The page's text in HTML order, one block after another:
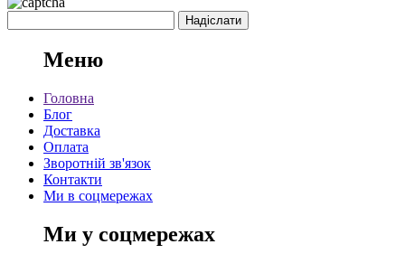
Меню
Головна
Блог
Доставка
Оплата
Зворотній зв'язок
Контакти
Ми в соцмережах
Ми у соцмережах